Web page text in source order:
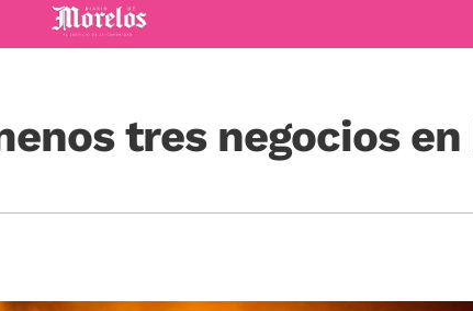
Diario de Morelos
tres negocios en